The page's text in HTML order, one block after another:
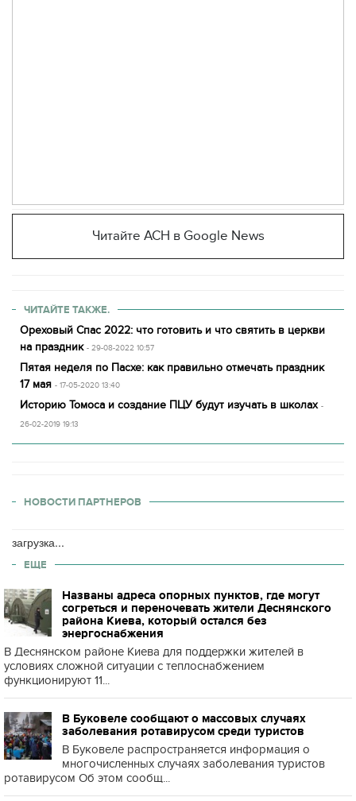
Читайте АСН в Google News
ЧИТАЙТЕ ТАКЖЕ.
Ореховый Спас 2022: что готовить и что святить в церкви
на праздник - 29-08-2022 10:57
Пятая неделя по Пасхе: как правильно отмечать праздник
17 мая - 17-05-2020 13:40
Историю Томоса и создание ПЦУ будут изучать в школах -
26-02-2019 19:13
НОВОСТИ ПАРТНЕРОВ
загрузка...
ЕЩЕ
Названы адреса опорных пунктов, где могут
согреться и переночевать жители Деснянского
района Киева, который остался без
энергоснабжения
В Деснянском районе Киева для поддержки жителей в
условиях сложной ситуации с теплоснабжением
функционируют 11...
В Буковеле сообщают о массовых случаях
заболевания ротавирусом среди туристов
В Буковеле распространяется информация о
многочисленных случаях заболевания туристов
ротавирусом Об этом сообщ...